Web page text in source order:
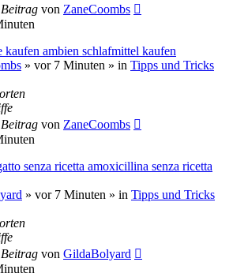
von ZaneCoombs
kaufen ambien schlafmittel kaufen
» vor 7 Minuten » in Tipps und Tricks
von ZaneCoombs
senza ricetta amoxicillina senza ricetta
» vor 7 Minuten » in Tipps und Tricks
von GildaBolyard